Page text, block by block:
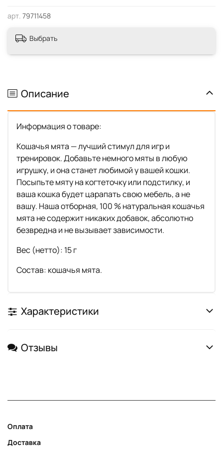
арт. 79711458
Выбрать
Описание
Информация о товаре:
Кошачья мята — лучший стимул для игр и
тренировок. Добавьте немного мяты в любую
игрушку, и она станет любимой у вашей кошки.
Посыпьте мяту на когтеточку или подстилку, и
ваша кошка будет царапать свою мебель, а не
вашу. Наша отборная, 100 % натуральная кошачья
мята не содержит никаких добавок, абсолютно
безвредна и не вызывает зависимости.
Вес (нетто): 15 г
Состав: кошачья мята.
Характеристики
Отзывы
Оплата
Доставка